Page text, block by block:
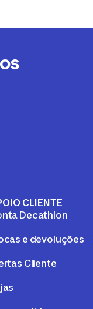
CLIENTE
Decathlon
e devoluções
Cliente